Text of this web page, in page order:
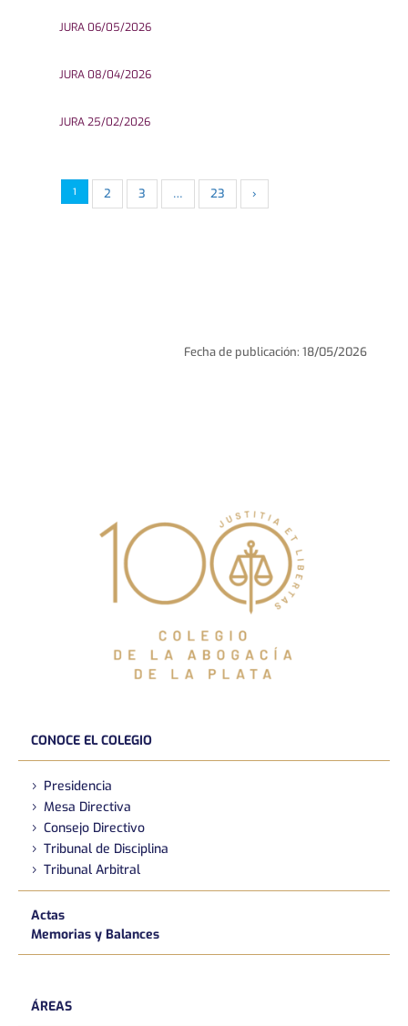
JURA 06/05/2026
JURA 08/04/2026
JURA 25/02/2026
1 2 3 … 23 ›
Fecha de publicación: 18/05/2026
CONOCE EL COLEGIO
Presidencia
Mesa Directiva
Consejo Directivo
Tribunal de Disciplina
Tribunal Arbitral
Actas
Memorias y Balances
ÁREAS